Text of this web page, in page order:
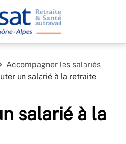
Accompagner les salariés
un salarié à la retraite
salarié à la